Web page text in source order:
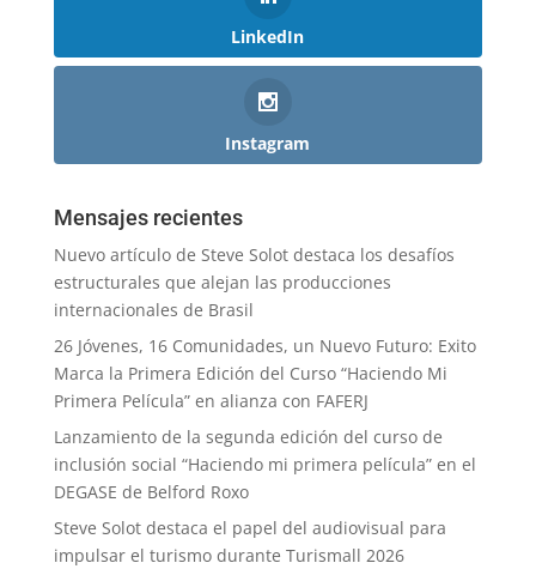
LinkedIn
Instagram
Mensajes recientes
Nuevo artículo de Steve Solot destaca los desafíos
estructurales que alejan las producciones
internacionales de Brasil
26 Jóvenes, 16 Comunidades, un Nuevo Futuro: Exito
Marca la Primera Edición del Curso “Haciendo Mi
Primera Película” en alianza con FAFERJ
Lanzamiento de la segunda edición del curso de
inclusión social “Haciendo mi primera película” en el
DEGASE de Belford Roxo
Steve Solot destaca el papel del audiovisual para
impulsar el turismo durante Turismall 2026